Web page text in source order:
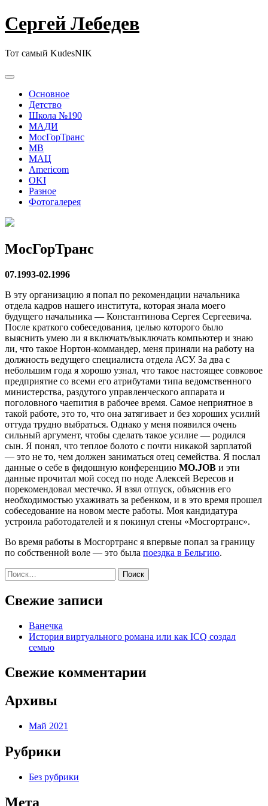
Сергей Лебедев
Тот самый KudesNIK
Основное
Детство
Школа №190
МАДИ
МосГорТранс
МВ
МАЦ
Americom
OKI
Разное
Фотогалерея
МосГорТранс
07.1993-02.1996
В эту организацию я попал по рекомендации начальника
отдела кадров нашего института, которая знала моего
будущего начальника — Константинова Сергея Сергеевича.
После краткого собеседования, целью которого было
выяснить умею ли я включать/выключать компьютер и знаю
ли, что такое Нортон-коммандер, меня приняли на работу на
должность ведущего специалиста отдела АСУ. За два с
небольшим года я хорошо узнал, что такое настоящее совковое
предприятие со всеми его атрибутами типа ведомственного
министерства, раздутого управленческого аппарата и
поголовного чаепития в рабочее время. Самое неприятное в
такой работе, это то, что она затягивает и без хороших усилий
оттуда трудно выбраться. Однако у меня появился очень
сильный аргумент, чтобы сделать такое усилие — родился
сын. Я понял, что теплое болото с почти никакой зарплатой
— это не то, чем должен заниматься отец семейства. Я послал
данные о себе в фидошную конференцию MO.JOB и эти
данные прочитал мой сосед по ноде Алексей Вересов и
порекомендовал местечко. Я взял отпуск, объяснив его
необходимостью ухаживать за ребенком, и в это время прошел
собеседование на новом месте работы. Моя кандидатура
устроила работодателей и я покинул стены «Мосгортранс».
Во время работы в Мосгортранс я впервые попал за границу
по собственной воле — это была поездка в Бельгию.
Найти:
Свежие записи
Ванечка
История виртуального романа или как ICQ создал
семью
Свежие комментарии
Архивы
Май 2021
Рубрики
Без рубрики
Мета